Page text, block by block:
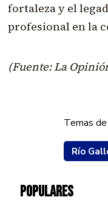
fortaleza y el
profesional en la
(Fuente: La
Temas
Río
POPULARES